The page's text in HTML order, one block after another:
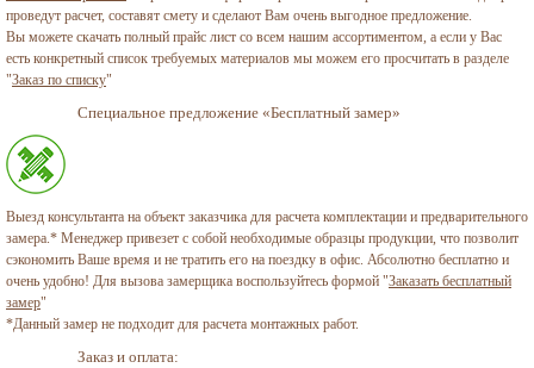
проведут расчет, составят смету и сделают Вам очень выгодное предложение.
Вы можете скачать полный прайс лист со всем нашим ассортиментом, а если у Вас
есть конкретный список требуемых материалов мы можем его просчитать в разделе
"Заказ по списку"
Специальное предложение «Бесплатный замер»
Выезд консультанта на объект заказчика для расчета комплектации и предварительного
замера.* Менеджер привезет с собой необходимые образцы продукции, что позволит
сэкономить Ваше время и не тратить его на поездку в офис. Абсолютно бесплатно и
очень удобно! Для вызова замерщика воспользуйтесь формой "Заказать бесплатный
замер"
*Данный замер не подходит для расчета монтажных работ.
Заказ и оплата: